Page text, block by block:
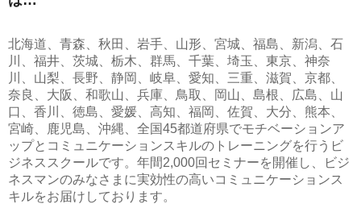
北海道、青森、秋田、岩手、山形、宮城、福島、新潟、石
川、福井、茨城、栃木、群馬、千葉、埼玉、東京、神奈
川、山梨、長野、静岡、岐阜、愛知、三重、滋賀、京都、
奈良、大阪、和歌山、兵庫、鳥取、岡山、島根、広島、山
口、香川、徳島、愛媛、高知、福岡、佐賀、大分、熊本、
宮崎、鹿児島、沖縄、全国45都道府県でモチベーションア
ップとコミュニケーションスキルのトレーニングを行うビ
ジネススクールです。年間2,000回セミナーを開催し、ビジ
ネスマンのみなさまに実効性の高いコミュニケーションス
キルをお届けしております。